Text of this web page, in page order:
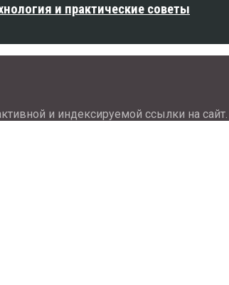
и практические советы
и индексируемой ссылки на сайт.